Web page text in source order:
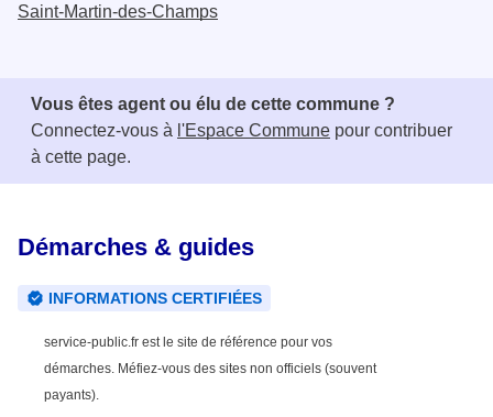
Saint-Martin-des-Champs
Vous êtes agent ou élu de cette commune ?
Connectez-vous à l'Espace Commune pour contribuer
à cette page.
Démarches & guides
INFORMATIONS CERTIFIÉES
service-public.fr est le site de référence pour vos
démarches. Méfiez-vous des sites non officiels (souvent
payants).